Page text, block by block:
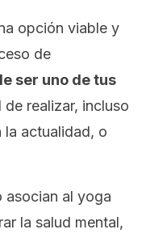
opción viable y
de
ser uno de tus
de realizar, incluso
la actualidad, o
asocian al yoga
la salud mental,